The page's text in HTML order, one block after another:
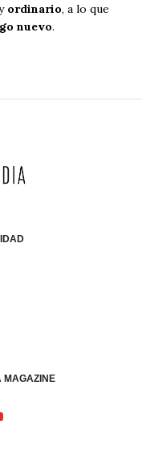
ordinario, a lo que
nuevo.
MAGAZINE